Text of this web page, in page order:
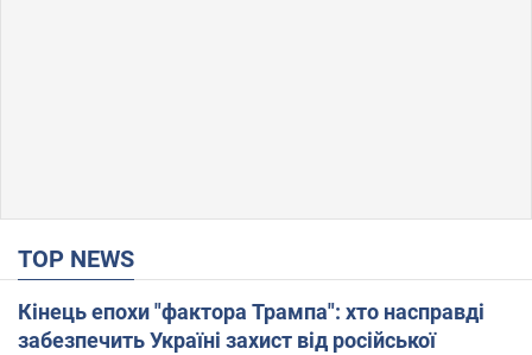
TOP NEWS
Кінець епохи "фактора Трампа": хто насправді
забезпечить Україні захист від російської